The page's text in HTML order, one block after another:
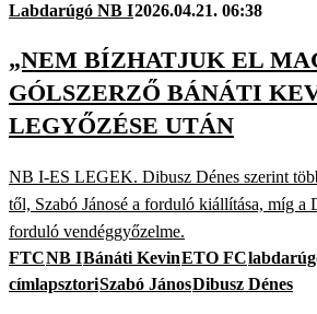
Labdarúgó NB I2026.04.21. 06:38
„NEM BÍZHATJUK EL
GÓLSZERZŐ BÁNÁTI
LEGYŐZÉSE UTÁN
NB I-ES LEGEK. Dibusz Dénes szerint
től, Szabó Jánosé a forduló kiállítása, míg a
forduló vendéggyőzelme.
FTCNB IBánáti KevinETO FC
címlapsztoriSzabó JánosDibusz Dénes